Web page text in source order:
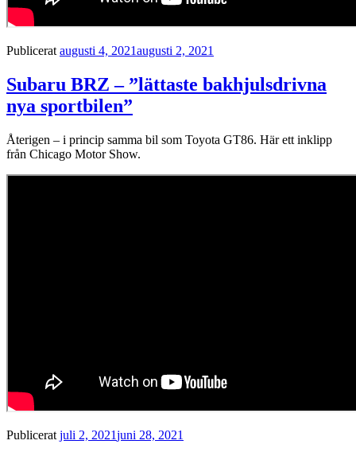
Publicerat augusti 4, 2021augusti 2, 2021
Subaru BRZ – ”lättaste bakhjulsdrivna
nya sportbilen”
Återigen – i princip samma bil som Toyota GT86. Här ett inklipp
från Chicago Motor Show.
Publicerat juli 2, 2021juni 28, 2021